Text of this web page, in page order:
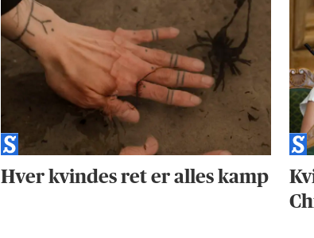
Hver kvindes ret er alles kamp